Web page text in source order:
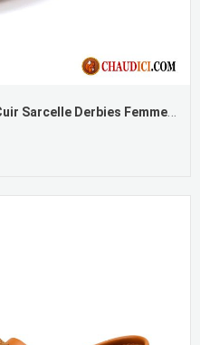
Chaussure Femme Mocassin Cuir Sarcelle Derbies Femme Plates Flâneurs Bout Rond